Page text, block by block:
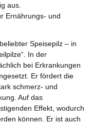
aus.
Ernährungs- und
Speisepilz – in
In der
bei Erkrankungen
Er fördert die
schmerz- und
Auf das
Effekt, wodurch
können. Er ist auch